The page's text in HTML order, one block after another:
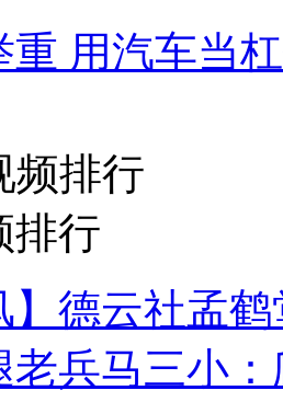
重 用汽车当
频排行
排行
】德云社孟
老兵马三小